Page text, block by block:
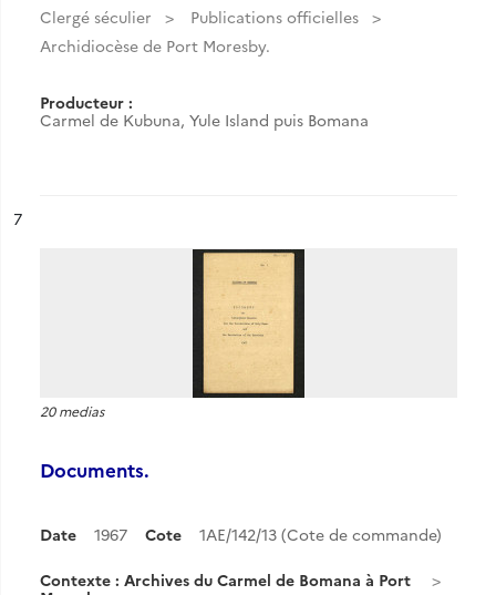
Clergé séculier
Publications officielles
Archidiocèse de Port Moresby.
Producteur :
Carmel de Kubuna, Yule Island puis Bomana
n°
7
20 medias
Documents.
Date 1967 Cote 1AE/142/13 (Cote de commande)
Contexte : Archives du Carmel de Bomana à Port